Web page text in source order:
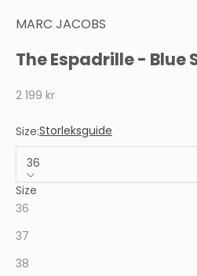
MARC JACOBS
The Espadrille - Blue
REA-pris
2 199 kr
Size:Storleksguide
36
Size
36
37
38